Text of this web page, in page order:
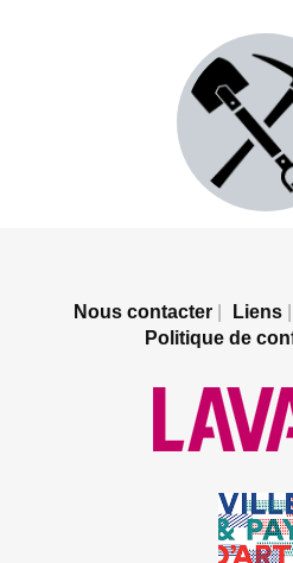
Nous contacter Liens
Politique de